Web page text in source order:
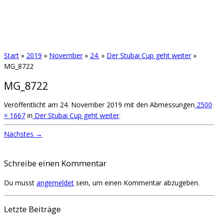
Start » 2019 » November » 24. » Der Stubai Cup geht weiter »
MG_8722
MG_8722
Veröffentlicht am 24. November 2019 mit den Abmessungen 2500
× 1667 in Der Stubai Cup geht weiter.
Nächstes →
Schreibe einen Kommentar
Du musst angemeldet sein, um einen Kommentar abzugeben.
Letzte Beiträge